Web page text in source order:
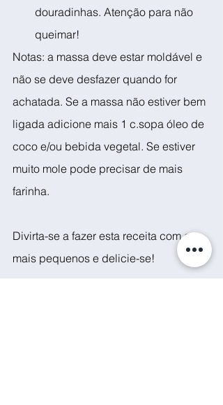
douradinhas. Atenção para não
queimar!
Notas: a massa deve estar moldável e
não se deve desfazer quando for
achatada. Se a massa não estiver bem
ligada adicione mais 1 c.sopa óleo de
coco e/ou bebida vegetal. Se estiver
muito mole pode precisar de mais
farinha.
Divirta-se a fazer esta receita com os
mais pequenos e delicie-se!